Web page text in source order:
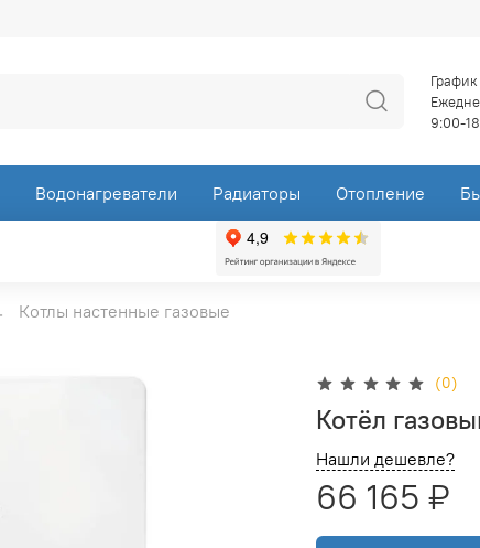
9:00-
Водонагреватели Радиаторы Отопление
Котлы настенные газовые
(0)
Котёл
Нашли дешевле?
66 165 ₽